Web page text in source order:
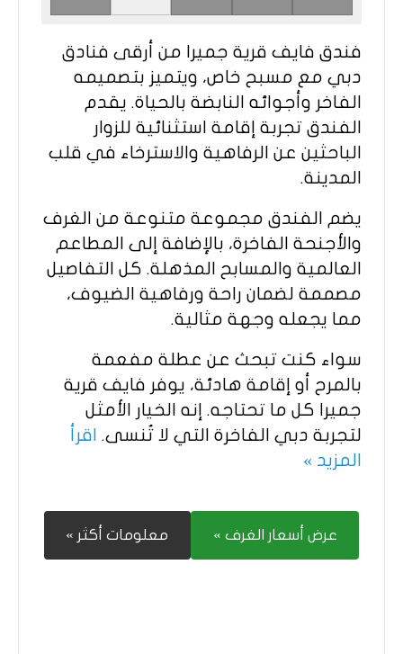
فندق فايف قرية جميرا من أرقى فنادق
دبي مع مسبح خاص، ويتميز بتصميمه
الفاخر وأجوائه النابضة بالحياة. يقدم
الفندق تجربة إقامة استثنائية للزوار
الباحثين عن الرفاهية والاسترخاء في قلب
المدينة.
يضم الفندق مجموعة متنوعة من الغرف
والأجنحة الفاخرة، بالإضافة إلى المطاعم
العالمية والمسابح المذهلة. كل التفاصيل
مصممة لضمان راحة ورفاهية الضيوف،
مما يجعله وجهة مثالية.
سواء كنت تبحث عن عطلة مفعمة
بالمرح أو إقامة هادئة، يوفر فايف قرية
جميرا كل ما تحتاجه. إنه الخيار الأمثل
لتجربة دبي الفاخرة التي لا تُنسى. اقرأ
المزيد »
عرض أسعار الغرف » معلومات أكثر »